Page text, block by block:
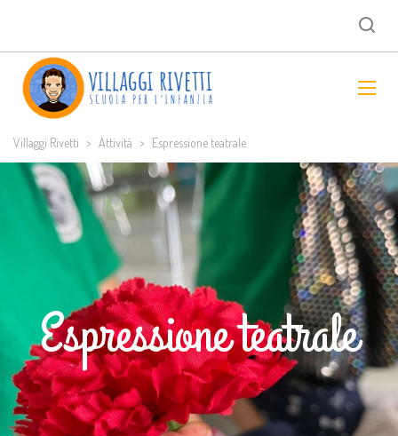
Villaggi Rivetti > Attività > Espressione teatrale
Espressione teatrale